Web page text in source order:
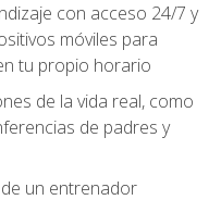
con acceso 24/7 y
móviles para
tu propio horario
de la vida real, como
de padres y
un entrenador